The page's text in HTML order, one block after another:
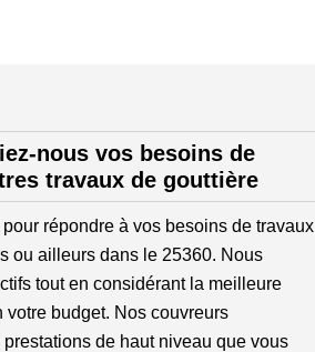
nous vos besoins de
travaux de gouttière
répondre à vos besoins de travaux
ou ailleurs dans le 25360. Nous
tout en considérant la meilleure
budget. Nos couvreurs
de haut niveau que vous